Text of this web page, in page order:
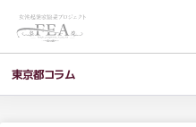
東京都コラム